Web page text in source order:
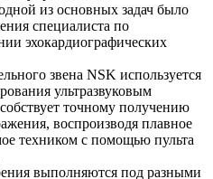
из основных задач было
специалиста по
эхокардиографических
звена NSK используется
ультразвуковым
точному получению
воспроизводя плавное
техником с помощью пульта
выполняются под разными